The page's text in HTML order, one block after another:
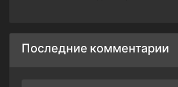
Последние комментарии